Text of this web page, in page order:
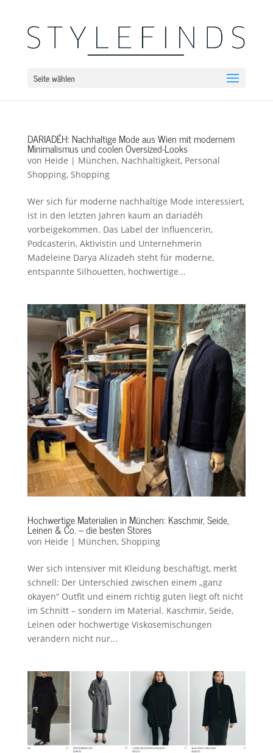
Seite wählen
DARIADÉH: Nachhaltige Mode aus Wien mit modernem
Minimalismus und coolen Oversized-Looks
von Heide | München, Nachhaltigkeit, Personal
Shopping, Shopping
Wer sich für moderne nachhaltige Mode interessiert,
ist in den letzten Jahren kaum an dariadéh
vorbeigekommen. Das Label der Influencerin,
Podcasterin, Aktivistin und Unternehmerin
Madeleine Darya Alizadeh steht für moderne,
entspannte Silhouetten, hochwertige...
Hochwertige Materialien in München: Kaschmir, Seide,
Leinen & Co. – die besten Stores
von Heide | München, Shopping
Wer sich intensiver mit Kleidung beschäftigt, merkt
schnell: Der Unterschied zwischen einem „ganz
okayen“ Outfit und einem richtig guten liegt oft nicht
im Schnitt – sondern im Material. Kaschmir, Seide,
Leinen oder hochwertige Viskosemischungen
verändern nicht nur...